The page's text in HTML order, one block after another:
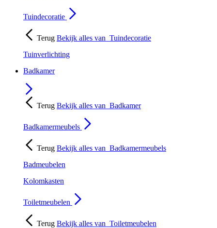
Tuindecoratie
Terug Bekijk alles van Tuindecoratie
Tuinverlichting
Badkamer
Terug Bekijk alles van Badkamer
Badkamermeubels
Terug Bekijk alles van Badkamermeubels
Badmeubelen
Kolomkasten
Toiletmeubelen
Terug Bekijk alles van Toiletmeubelen